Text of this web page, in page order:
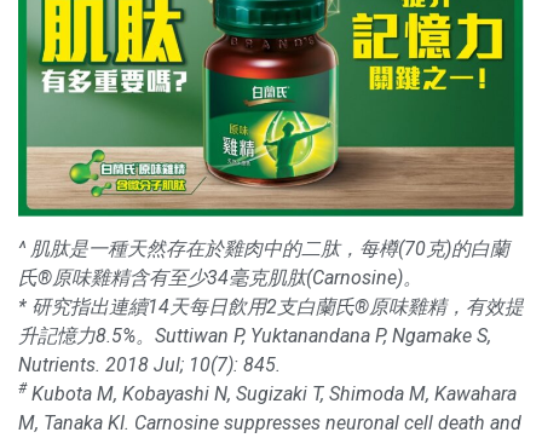
^ 肌肽是一種天然存在於雞肉中的二肽，每樽(70克)的白蘭
氏®原味雞精含有至少34毫克肌肽(Carnosine)。
* 研究指出連續14天每日飲用2支白蘭氏®原味雞精，有效提
升記憶力8.5%。Suttiwan P, Yuktanandana P, Ngamake S,
Nutrients. 2018 Jul; 10(7): 845.
#Kubota M, Kobayashi N, Sugizaki T, Shimoda M, Kawahara
M, Tanaka KI. Carnosine suppresses neuronal cell death and